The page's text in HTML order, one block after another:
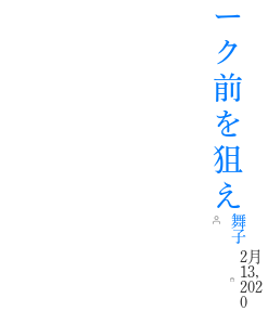
ー
ク
前
を
狙
え
舞
子
2月
13,
202
0